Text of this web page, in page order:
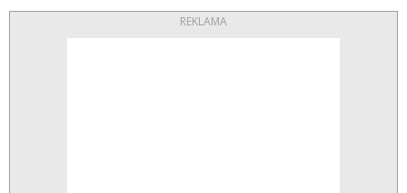
REKLAMA